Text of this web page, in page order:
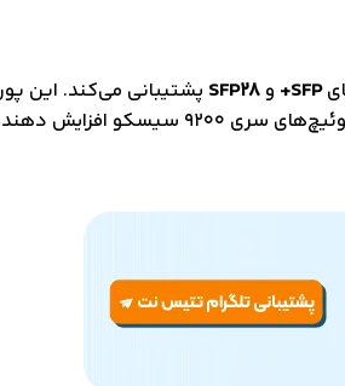
SFP+ وSFP28 پشتیبانی می‌کند. این